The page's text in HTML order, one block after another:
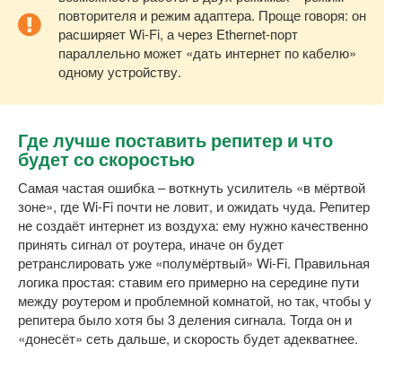
повторителя и режим адаптера. Проще говоря: он
расширяет Wi-Fi, а через Ethernet-порт
параллельно может «дать интернет по кабелю»
одному устройству.
Где лучше поставить репитер и что
будет со скоростью
Самая частая ошибка – воткнуть усилитель «в мёртвой
зоне», где Wi-Fi почти не ловит, и ожидать чуда. Репитер
не создаёт интернет из воздуха: ему нужно качественно
принять сигнал от роутера, иначе он будет
ретранслировать уже «полумёртвый» Wi-Fi. Правильная
логика простая: ставим его примерно на середине пути
между роутером и проблемной комнатой, но так, чтобы у
репитера было хотя бы 3 деления сигнала. Тогда он и
«донесёт» сеть дальше, и скорость будет адекватнее.